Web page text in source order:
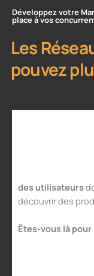
Développez votre
place à vos
Les
pouvez
des utilisateurs
découvrir des
Êtes-vous là